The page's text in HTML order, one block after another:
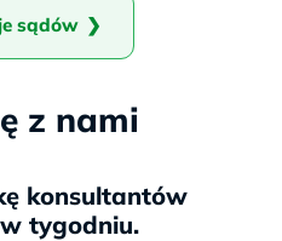
sądów
z nami
konsultantów
tygodniu.